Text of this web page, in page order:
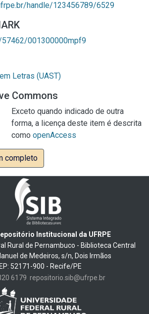
handle/123456789/6529
001300000mpf9
Letras (UAST)
Commons
Exceto quando indicado de outra
forma, a licença deste item é descrita
como openAccess
completo
Institucional da UFRPE
Rural de Pernambuco - Biblioteca Central
de Medeiros, s/n, Dois Irmãos
52171-900 - Recife/PE
6179 repositorio.sib@ufrpe.br